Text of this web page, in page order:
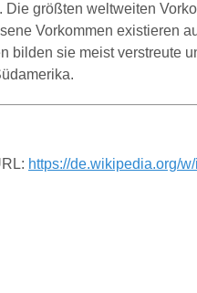
größten weltweiten
Vorkommen existieren
bilden sie meist verstreute
https://de.wikipedia.org/